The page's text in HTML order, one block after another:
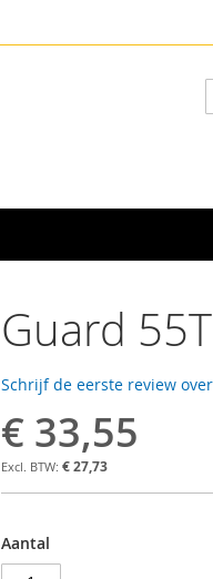
Guard
Schrijf de eerste review
€ 33,55
€ 27,73
Aantal